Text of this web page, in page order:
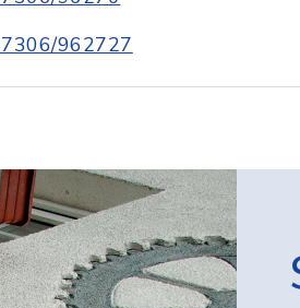
962727